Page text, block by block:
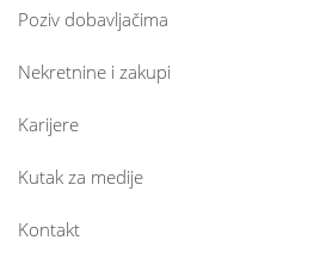
Poziv dobavljačima
Nekretnine i zakupi
Karijere
Kutak za medije
Kontakt